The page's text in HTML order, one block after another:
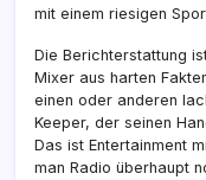
mit einem riesigen
Die Berichterstattung
Mixer aus harten
einen oder anderen
Keeper, der seinen
Das ist Entertainment
man Radio überhaupt